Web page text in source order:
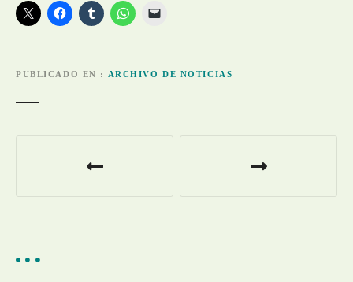
PUBLICADO EN ARCHIVO DE NOTICIAS